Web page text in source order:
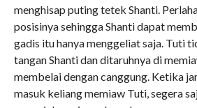
menghisap puting tetek Shanti.
posisinya sehingga Shanti dapat
gadis itu hanya menggeliat saja. Tuti
tangan Shanti dan ditaruhnya di
membelai dengan canggung. Ketika
masuk keliang memiaw Tuti, segera